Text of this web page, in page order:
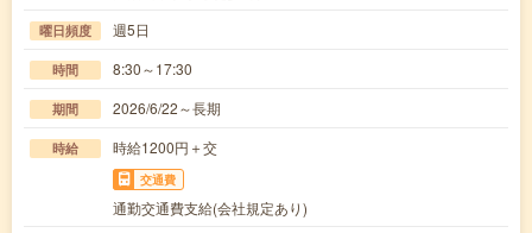
曜日頻度 週5日
時間 8:30～17:30
期間 2026/6/22～長期
時給 時給1200円＋交
交通費
通勤交通費支給(会社規定あり)